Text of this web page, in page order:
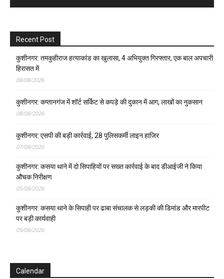
Recent Post
कुशीनगर: तमकुहीराज हत्याकांड का खुलासा, 4 अभियुक्त गिरफ्तार, एक बाल अपचारी
हिरासत में
08/08/2026
कुशीनगर: कप्तानगंज में शॉर्ट सर्किट से कपड़े की दुकान में आग, लाखों का नुकसान
08/08/2026
कुशीनगर: एसपी की बड़ी कार्रवाई, 28 पुलिसकर्मी लाइन हाजिर
07/08/2026
कुशीनगर: कसया थाने में दो सिपाहियों पर सख्त कार्रवाई के बाद डीआईजी ने किया
औचक निरीक्षण
05/08/2026
कुशीनगर: कसया थाने के सिपाही पर ढाबा संचालक से लड़की की डिमांड और मारपीट
पर बड़ी कार्यवाही
05/08/2026
Calendar